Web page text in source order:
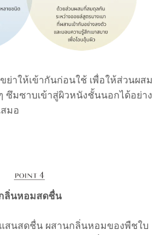
ขย่าให้เข้ากันก่อนใช้ เพื่อให้ส่วนผสม
ซึมซาบเข้าสู่ผิวหนังชั้นนอกได้อย่าง
สมอ
ลิ่นหอมสดชื่น
สนสดชื่น ผสานกลิ่นหอมของพืชใบ